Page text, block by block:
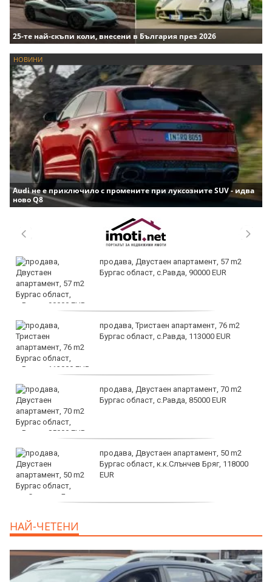
25-те най-скъпи коли, внесени в България през 2026
НОВИНИ
Audi не е приключило с промените при луксозните SUV - идва
ново Q8
продава, Двустаен апартамент, 57 m2
Бургас област, с.Равда, 90000 EUR
продава, Тристаен апартамент, 76 m2
Бургас област, с.Равда, 113000 EUR
продава, Двустаен апартамент, 70 m2
Бургас област, с.Равда, 85000 EUR
продава, Двустаен апартамент, 50 m2
Бургас област, к.к.Слънчев Бряг, 118000
EUR
НАЙ-ЧЕТЕНИ